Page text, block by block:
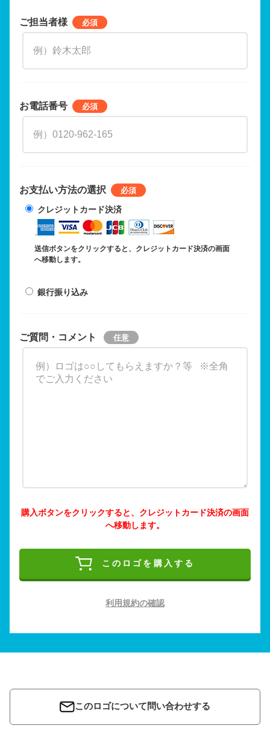
ご担当者様
お電話番号
お支払い方法の選択
クレジットカード決済
送信ボタンをクリックすると、クレジットカード決済の画面
へ移動します。
銀行振り込み
ご質問・コメント
購入ボタンをクリックすると、クレジットカード決済の画面
へ移動します。
このロゴを購入する
利用規約の確認
このロゴについて問い合わせする